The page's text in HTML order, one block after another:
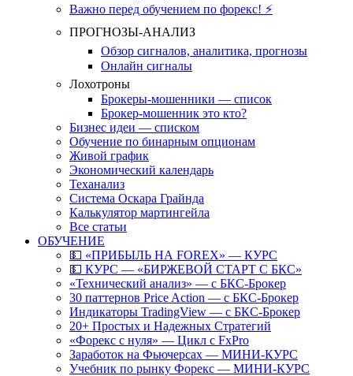
Важно перед обучением по форекс! ⚡
ПРОГНОЗЫ-АНАЛИЗ
Обзор сигналов, аналитика, прогнозы
Онлайн сигналы
Лохотроны
Брокеры-мошенники — список
Брокер-мошенник это кто?
Бизнес идеи — списком
Обучение по бинарным опционам
Живой график
Экономический календарь
Теханализ
Система Оскара Грайнда
Калькулятор мартингейла
Все статьи
ОБУЧЕНИЕ
💵 «ПРИБЫЛЬ НА FOREX» — КУРС
💵 КУРС — «БИРЖЕВОЙ СТАРТ С БКС»
«Технический анализ» — с БКС-Брокер
30 паттернов Price Action — с БКС-Брокер
Индикаторы TradingView — с БКС-Брокер
20+ Простых и Надежных Стратегий
«Форекс с нуля» — Цикл с FxPro
Заработок на Фьючерсах — МИНИ-КУРС
Учебник по рынку Форекс — МИНИ-КУРС